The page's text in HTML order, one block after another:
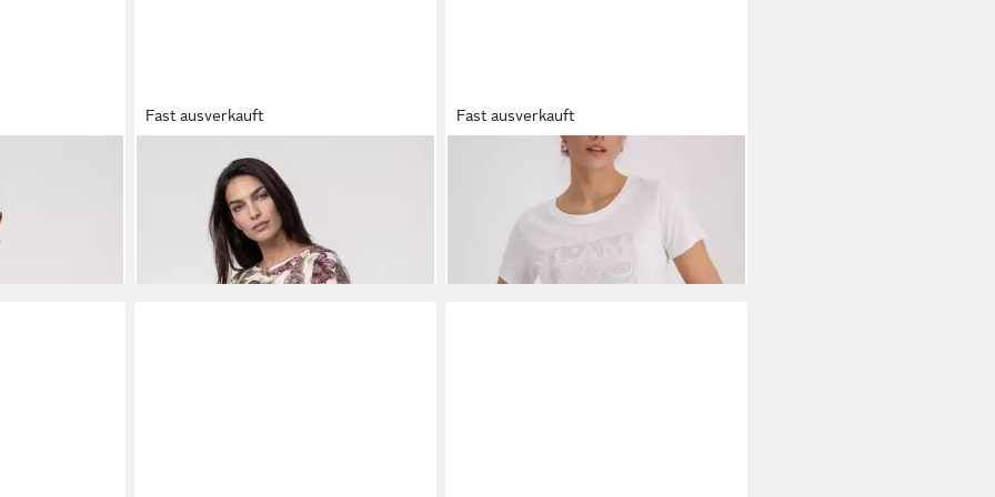
allover
Fast ausverkauft
Langarmshirt Shirt Blume
allover Regular fit mit Blumenmuster
ab 65,99 €
Fast ausverkauft
T-Shirt 410614 Strassteine
UVP 49,99 €